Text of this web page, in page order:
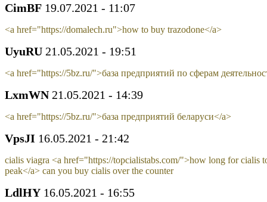
CimBF 19.07.2021 - 11:07
<a href="https://domalech.ru">how to buy trazodone</a>
UyuRU 21.05.2021 - 19:51
<a href="https://5bz.ru/">база предприятий по сферам
LxmWN 21.05.2021 - 14:39
<a href="https://5bz.ru/">база предприятий беларуси</a>
VpsJI 16.05.2021 - 21:42
cialis viagra <a href="https://topcialistabs.com/">how long for cialis
peak</a> can you buy cialis over the counter
LdlHY 16.05.2021 - 16:55